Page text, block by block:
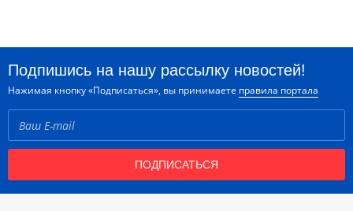
Подпишись на нашу рассылку новостей!
Нажимая кнопку «Подписаться», вы принимаете правила портала
ПОДПИСАТЬСЯ